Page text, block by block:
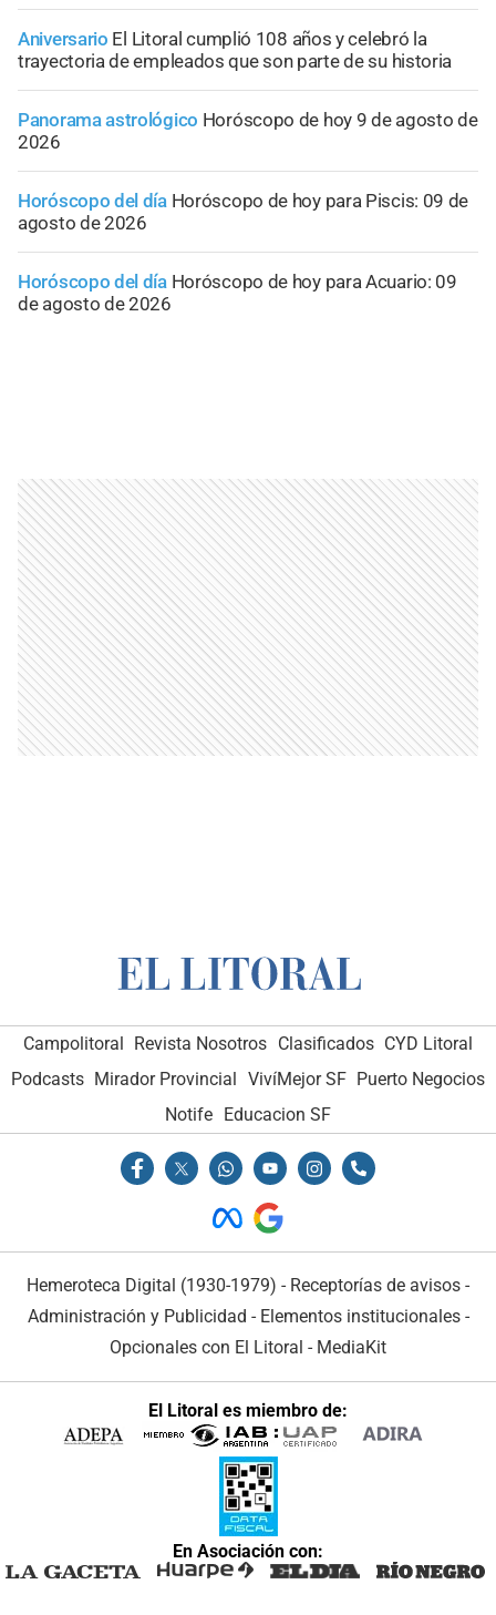
Aniversario El Litoral cumplió 108 años y celebró la
trayectoria de empleados que son parte de su historia
Panorama astrológico Horóscopo de hoy 9 de agosto de
2026
Horóscopo del día Horóscopo de hoy para Piscis: 09 de
agosto de 2026
Horóscopo del día Horóscopo de hoy para Acuario: 09
de agosto de 2026
Campolitoral Revista Nosotros Clasificados CYD Litoral
Podcasts Mirador Provincial VivíMejor SF Puerto Negocios
Notife Educacion SF
Hemeroteca Digital (1930-1979) - Receptorías de avisos -
Administración y Publicidad - Elementos institucionales-
Opcionales con El Litoral - MediaKit
El Litoral es miembro de:
En Asociación con: